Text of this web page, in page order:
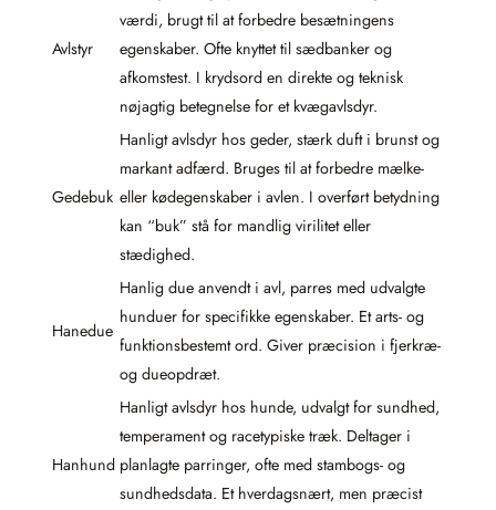
Avlstyr
værdi, brugt til at forbedre besætningens
egenskaber. Ofte knyttet til sædbanker og
afkomstest. I krydsord en direkte og teknisk
nøjagtig betegnelse for et kvægavlsdyr.
Gedebuk
Hanligt avlsdyr hos geder, stærk duft i brunst og
markant adfærd. Bruges til at forbedre mælke-
eller kødegenskaber i avlen. I overført betydning
kan “buk” stå for mandlig virilitet eller
stædighed.
Hanedue
Hanlig due anvendt i avl, parres med udvalgte
hunduer for specifikke egenskaber. Et arts- og
funktionsbestemt ord. Giver præcision i fjerkræ-
og dueopdræt.
Hanhund
Hanligt avlsdyr hos hunde, udvalgt for sundhed,
temperament og racetypiske træk. Deltager i
planlagte parringer, ofte med stambogs- og
sundhedsdata. Et hverdagsnært, men præcist